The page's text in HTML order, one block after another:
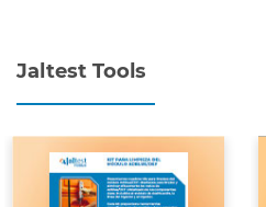
Jaltest Tools